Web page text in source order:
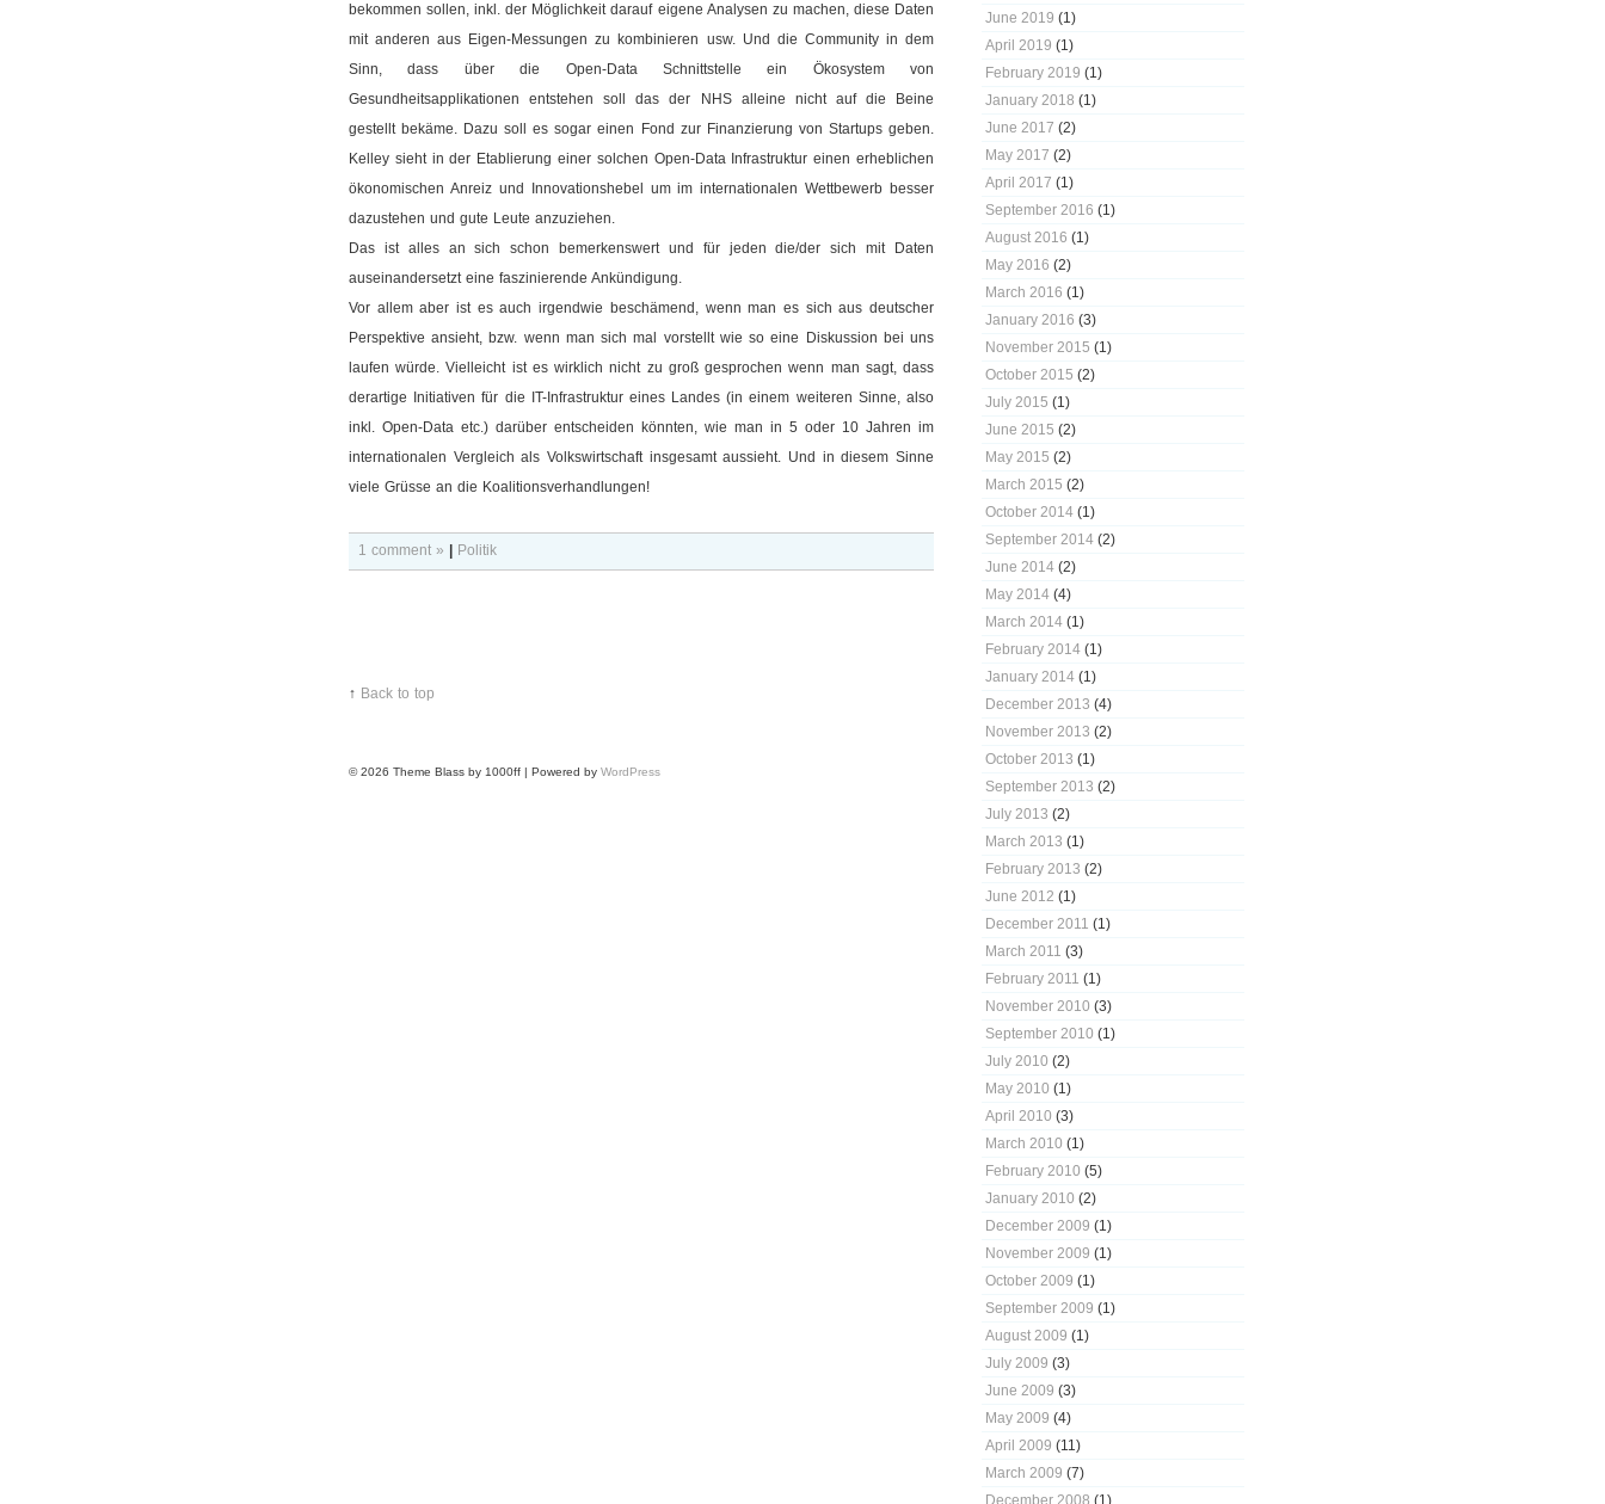
June 2019 (1)
April 2019 (1)
February 2019 (1)
January 2018 (1)
June 2017 (2)
May 2017 (2)
April 2017 (1)
September 2016 (1)
August 2016 (1)
May 2016 (2)
March 2016 (1)
January 2016 (3)
November 2015 (1)
October 2015 (2)
July 2015 (1)
June 2015 (2)
May 2015 (2)
March 2015 (2)
October 2014 (1)
September 2014 (2)
June 2014 (2)
May 2014 (4)
March 2014 (1)
February 2014 (1)
January 2014 (1)
December 2013 (4)
November 2013 (2)
October 2013 (1)
September 2013 (2)
July 2013 (2)
March 2013 (1)
February 2013 (2)
June 2012 (1)
December 2011 (1)
March 2011 (3)
February 2011 (1)
November 2010 (3)
September 2010 (1)
July 2010 (2)
May 2010 (1)
April 2010 (3)
March 2010 (1)
February 2010 (5)
January 2010 (2)
December 2009 (1)
November 2009 (1)
October 2009 (1)
September 2009 (1)
August 2009 (1)
July 2009 (3)
June 2009 (3)
May 2009 (4)
April 2009 (11)
March 2009 (7)
December 2008 (1)
bekommen sollen, inkl. der Möglichkeit darauf eigene Analysen zu machen, diese Daten
mit anderen aus Eigen-Messungen zu kombinieren usw. Und die Community in dem
Sinn, dass über die Open-Data Schnittstelle ein Ökosystem von
Gesundheitsapplikationen entstehen soll das der NHS alleine nicht auf die Beine
gestellt bekäme. Dazu soll es sogar einen Fond zur Finanzierung von Startups geben.
Kelley sieht in der Etablierung einer solchen Open-Data Infrastruktur einen erheblichen
ökonomischen Anreiz und Innovationshebel um im internationalen Wettbewerb besser
dazustehen und gute Leute anzuziehen.
Das ist alles an sich schon bemerkenswert und für jeden die/der sich mit Daten
auseinandersetzt eine faszinierende Ankündigung.
Vor allem aber ist es auch irgendwie beschämend, wenn man es sich aus deutscher
Perspektive ansieht, bzw. wenn man sich mal vorstellt wie so eine Diskussion bei uns
laufen würde. Vielleicht ist es wirklich nicht zu groß gesprochen wenn man sagt, dass
derartige Initiativen für die IT-Infrastruktur eines Landes (in einem weiteren Sinne, also
inkl. Open-Data etc.) darüber entscheiden könnten, wie man in 5 oder 10 Jahren im
internationalen Vergleich als Volkswirtschaft insgesamt aussieht. Und in diesem Sinne
viele Grüsse an die Koalitionsverhandlungen!
1 comment » Politik
↑ Back to top
© 2026 Theme Blass by 1000ff | Powered by WordPress